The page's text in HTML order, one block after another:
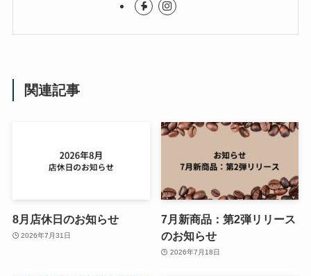
関連記事
8月店休日のお知らせ
2026年7月31日
7月新商品：第2弾リリース
のお知らせ
2026年7月18日